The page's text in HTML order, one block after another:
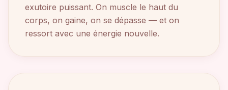
exutoire puissant. On muscle le haut du
corps, on gaine, on se dépasse — et on
ressort avec une énergie nouvelle.